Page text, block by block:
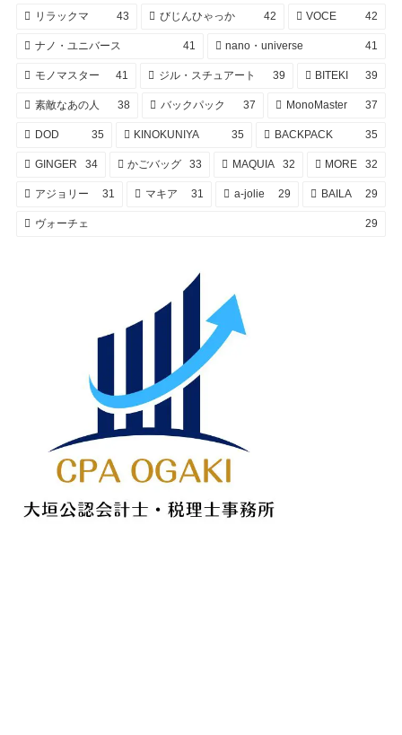
リラックマ 43 びじんひゃっか 42 VOCE 42
ナノ・ユニバース 41 nano・universe 41
モノマスター 41 ジル・スチュアート 39 BITEKI 39
素敵なあの人 38 バックパック 37 MonoMaster 37
DOD 35 KINOKUNIYA 35 BACKPACK 35
GINGER 34 かごバッグ 33 MAQUIA 32 MORE 32
アジョリー 31 マキア 31 a-jolie 29 BAILA 29
ヴォーチェ 29